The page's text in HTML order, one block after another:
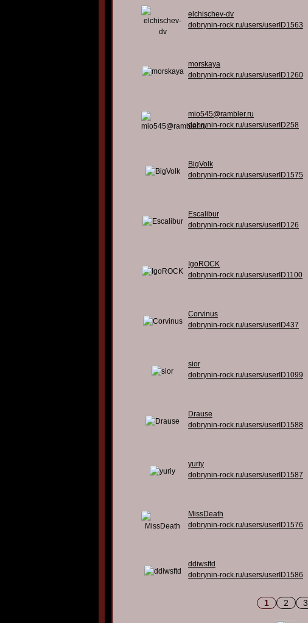
elchischev-dv
dobrynin-rock.ru/users/userID1563
morskaya
dobrynin-rock.ru/users/userID1260
mio545@rambler.ru
dobrynin-rock.ru/users/userID258
BigVolk
dobrynin-rock.ru/users/userID1575
Escalibur
dobrynin-rock.ru/users/userID126
IgoROCK
dobrynin-rock.ru/users/userID1100
Corvinus
dobrynin-rock.ru/users/userID437
sior
dobrynin-rock.ru/users/userID1099
Drause
dobrynin-rock.ru/users/userID1588
yuriy
dobrynin-rock.ru/users/userID1587
MissDeath
dobrynin-rock.ru/users/userID1576
ddiwsftd
dobrynin-rock.ru/users/userID1586
1 2 3